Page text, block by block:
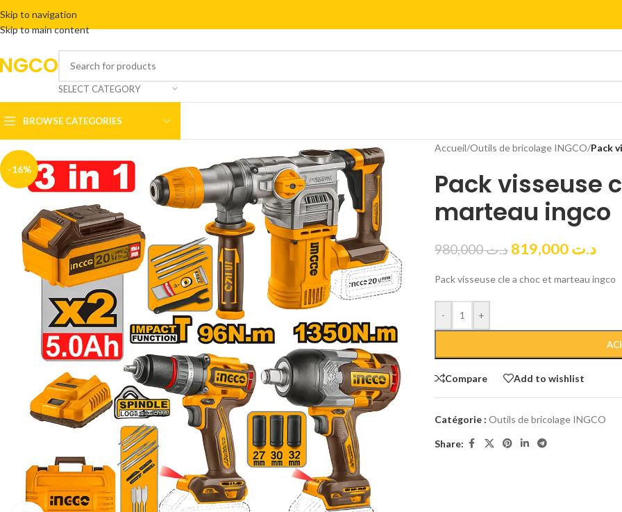
Skip to navigation
Skip to main content
SELECT CATEGORY
BROWSE CATEGORIES
-16%
Accueil/Outils de bricolage INGCO/Pack
Pack visseuse
marteau ingco
د.ت980,000 د.ت819,000
Pack visseuse cle a choc et marteau ingco
- +
Compare Add to wishlist
Catégorie : Outils de bricolage INGCO
Share: